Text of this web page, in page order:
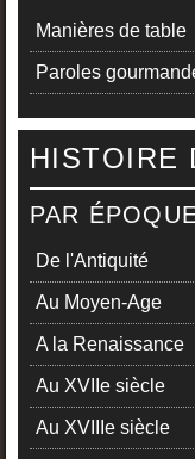
Manières de table
Paroles
HISTOIRE
PAR
De l'Antiquité
Au Moyen-Age
A la Renaissance
Au XVIIe siècle
Au XVIIIe siècle